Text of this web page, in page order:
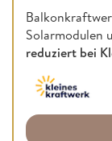
Solarmodulen
reduziert bei